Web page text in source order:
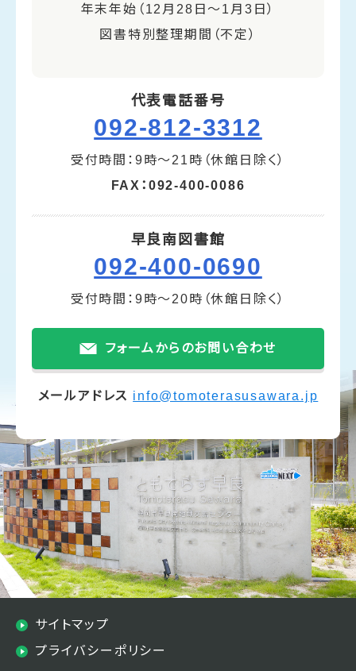
年末年始（12月28日～1月3日）
図書特別整理期間（不定）
代表電話番号
092-812-3312
受付時間：9時～21時（休館日除く）
FAX：092-400-0086
早良南図書館
092-400-0690
受付時間：9時～20時（休館日除く）
フォームからのお問い合わせ
メールアドレス info@tomoterasusawara.jp
サイトマップ
プライバシーポリシー